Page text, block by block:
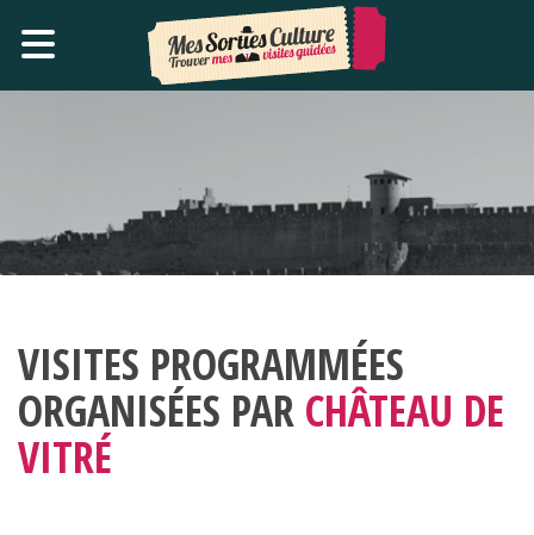
VISITES PROGRAMMÉES
ORGANISÉES PAR CHÂTEAU DE
VITRÉ